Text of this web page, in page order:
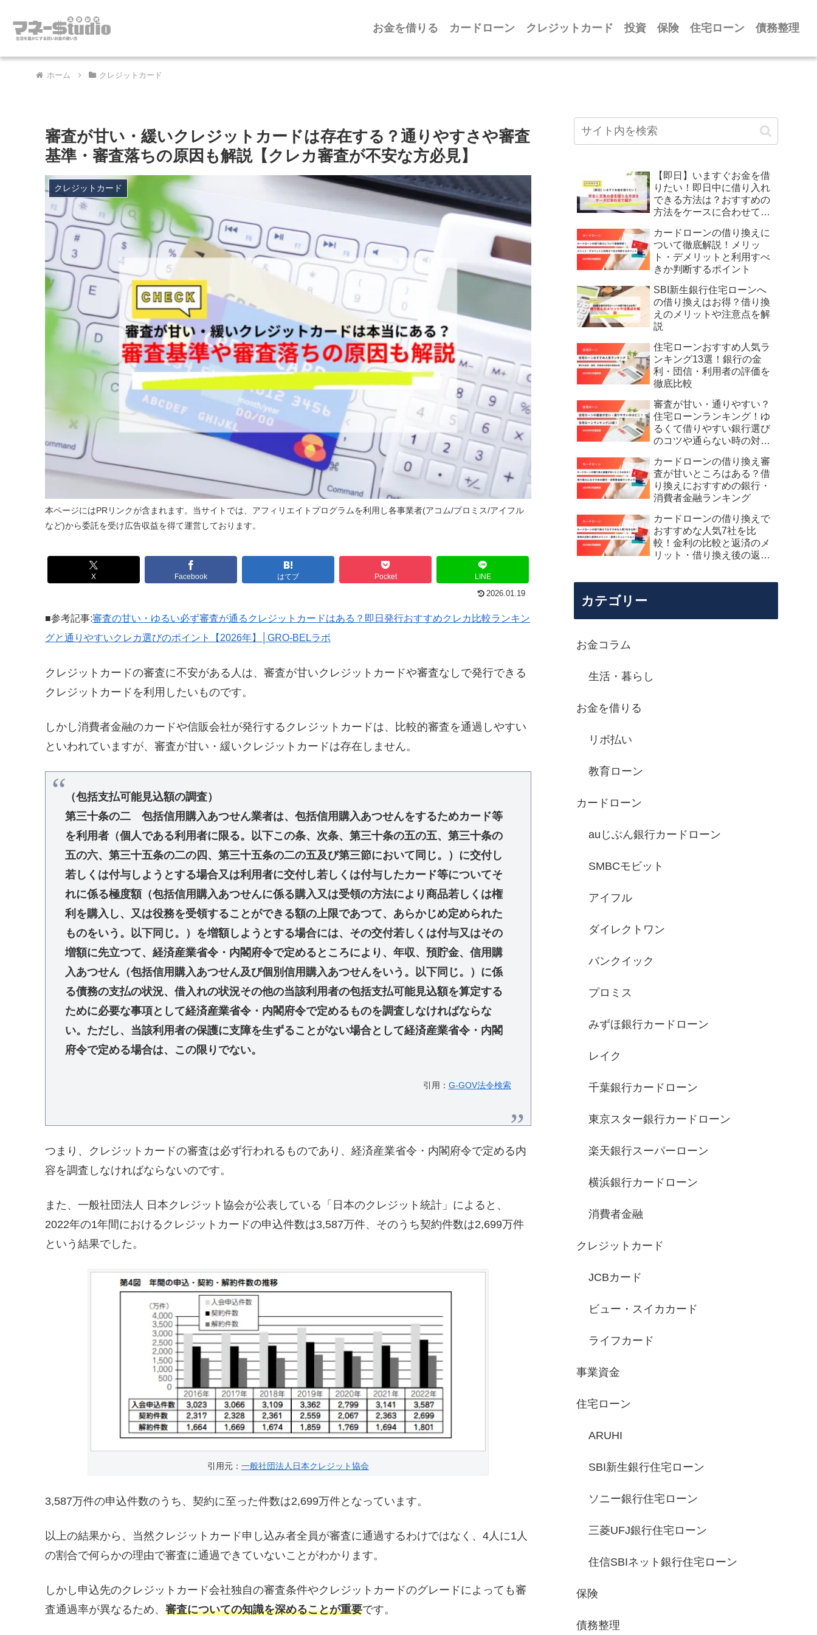
お金を借りる カードローン クレジットカード 投資 保険 住宅ローン 債務整理
ホーム クレジットカード
審査が甘い・緩いクレジットカードは存在する？通りやすさや審査
基準・審査落ちの原因も解説【クレカ審査が不安な方必見】
本ページにはPRリンクが含まれます。当サイトでは、アフィリエイトプログラムを利用し各事業者(アコム/プロミス/アイフル
など)から委託を受け広告収益を得て運営しております。
クレジットカード
X Facebook はてブ Pocket LINE
2026.01.19
■参考記事:審査の甘い・ゆるい必ず審査が通るクレジットカードはある？即日発行おすすめクレカ比較ランキン
グと通りやすいクレカ選びのポイント【2026年】│GRO-BELラボ
クレジットカードの審査に不安がある人は、審査が甘いクレジットカードや審査なしで発行できる
クレジットカードを利用したいものです。
しかし消費者金融のカードや信販会社が発行するクレジットカードは、比較的審査を通過しやすい
といわれていますが、 審査が甘い・緩いクレジットカードは存在しません。
（包括支払可能見込額の調査）
第三十条の二 包括信用購入あつせん業者は、包括信用購入あつせんをするためカード等
を利用者（個人である利用者に限る。以下この条、次条、第三十条の五の五、第三十条の
五の六、第三十五条の二の四、第三十五条の二の五及び第三節において同じ。）に交付し
若しくは付与しようとする場合又は利用者に交付し若しくは付与したカード等についてそ
れに係る極度額（包括信用購入あつせんに係る購入又は受領の方法により商品若しくは権
利を購入し、又は役務を受領することができる額の上限であつて、あらかじめ定められた
ものをいう。以下同じ。）を増額しようとする場合には、その交付若しくは付与又はその
増額に先立つて、経済産業省令・内閣府令で定めるところにより、年収、預貯金、信用購
入あつせん（包括信用購入あつせん及び個別信用購入あつせんをいう。以下同じ。）に係
る債務の支払の状況、借入れの状況その他の当該利用者の包括支払可能見込額を算定する
ために必要な事項として経済産業省令・内閣府令で定めるものを調査しなければならな
い。ただし、当該利用者の保護に支障を生ずることがない場合として経済産業省令・内閣
府令で定める場合は、この限りでない。
引用： G-GOV法令検索
つまり、クレジットカードの審査は必ず行われるものであり、経済産業省令・内閣府令で定める内
容を調査しなければならないのです。
また、一般社団法人 日本クレジット協会が公表している「日本のクレジット統計」によると、
2022年の1年間におけるクレジットカードの申込件数は3,587万件、そのうち契約件数は2,699万件
という結果でした。
引用元： 一般社団法人日本クレジット協会
3,587万件の申込件数のうち、契約に至った件数は2,699万件となっています。
以上の結果から、当然クレジットカード申し込み者全員が審査に通過するわけではなく、4人に1人
の割合で何らかの理由で審査に通過できていないことがわかります。
しかし申込先のクレジットカード会社独自の審査条件やクレジットカードのグレードによっても審
査通過率が異なるため、 審査についての知識を深めることが重要です。
【即日】いますぐお金を借
りたい！即日中に借り入れ
できる方法は？おすすめの
方法をケースに合わせて紹
カードローンの借り換えに
ついて徹底解説！メリッ
ト・デメリットと利用すべ
きか判断するポイント
SBI新生銀行住宅ローンへ
の借り換えはお得？借り換
えのメリットや注意点を解
説
住宅ローンおすすめ人気ラ
ンキング13選！銀行の金
利・団信・利用者の評価を
徹底比較
審査が甘い・通りやすい？
住宅ローンランキング！ゆ
るくて借りやすい銀行選び
のコツや通らない時の対策
カードローンの借り換え審
査が甘いところはある？借
り換えにおすすめの銀行・
消費者金融ランキング
カードローンの借り換えで
おすすめな人気7社を比
較！金利の比較と返済のメ
リット・借り換え後の返済
カテゴリー
お金コラム
生活・暮らし
お金を借りる
リボ払い
教育ローン
カードローン
auじぶん銀行カードローン
SMBCモビット
アイフル
ダイレクトワン
バンクイック
プロミス
みずほ銀行カードローン
レイク
千葉銀行カードローン
東京スター銀行カードローン
楽天銀行スーパーローン
横浜銀行カードローン
消費者金融
クレジットカード
JCBカード
ビュー・スイカカード
ライフカード
事業資金
住宅ローン
ARUHI
SBI新生銀行住宅ローン
ソニー銀行住宅ローン
三菱UFJ銀行住宅ローン
住信SBIネット銀行住宅ローン
保険
債務整理